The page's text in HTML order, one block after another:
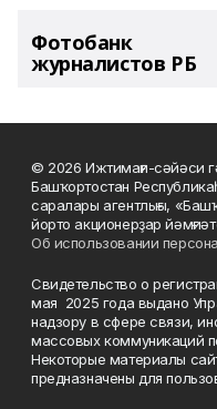
Фотобанк
журналистов РБ
© 2026 Ижтимағи-сәйәси
Башҡортостан
саралары агентлығы,
йорто акционерҙар
Об использовании
Свидетельство о
мая 2025 года выдано
надзору в сфере связи,
массовых коммуникаций
Некоторые материалы
предназначены для